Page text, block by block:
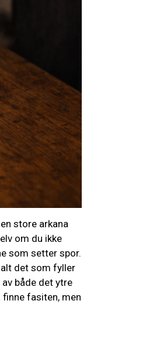
store arkana
om du ikke
som setter spor.
alt det som fyller
både det ytre
fasiten, men